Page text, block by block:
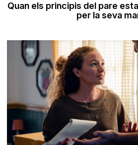
Quan els principis del pare
per la seva